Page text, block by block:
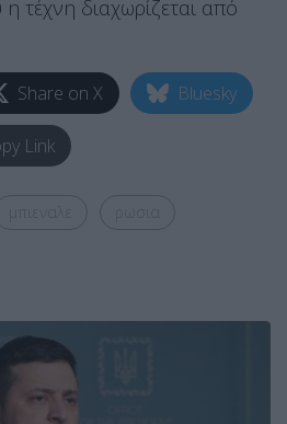
τέχνη διαχωρίζεται από
Share on X Bluesky
Link